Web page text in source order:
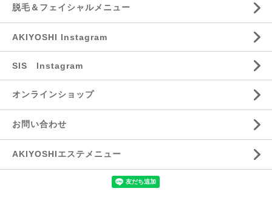
脱毛＆フェイシャルメニュー
AKIYOSHI Instagram
SIS Instagram
オンラインショップ
お問い合わせ
AKIYOSHIエステメニュー